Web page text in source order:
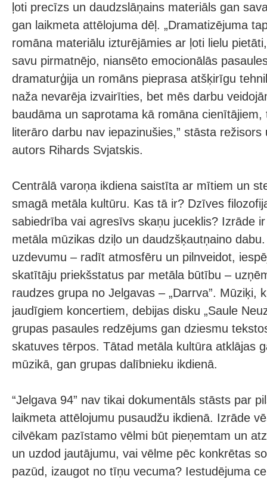
ļoti precīzs un daudzslāņains materiāls gan
gan laikmeta attēlojuma dēļ. „Dramatizējuma
romāna materiālu izturējāmies ar ļoti lielu
savu pirmatnējo, niansēto emocionālās
dramaturģija un romāns pieprasa atšķirīgu
naža nevarēja izvairīties, bet mēs darbu
baudāma un saprotama kā romāna
literāro darbu nav iepazinušies,” stāsta
autors Rihards Svjatskis.
Centrālā varoņa ikdiena saistīta ar mītiem un
smagā metāla kultūru. Kas tā ir? Dzīves
sabiedrība vai agresīvs skaņu juceklis? Izrāde
metāla mūzikas dziļo un daudzšķautņaino
uzdevumu – radīt atmosfēru un pilnveidot,
skatītāju priekšstatus par metāla būtību –
raudzes grupa no Jelgavas – „Darrva”. Mūziķi,
jaudīgiem koncertiem, debijas disku „Saule
grupas pasaules redzējums gan dziesmu
skatuves tērpos. Tātad metāla kultūra atklājas
mūzikā, gan grupas dalībnieku ikdienā.
“Jelgava 94” nav tikai dokumentāls stāsts par
laikmeta attēlojumu pusaudžu ikdienā. Izrāde
cilvēkam pazīstamo vēlmi būt pieņemtam un
un uzdod jautājumu, vai vēlme pēc konkrētas
pazūd, izaugot no tīņu vecuma? Iestudējuma